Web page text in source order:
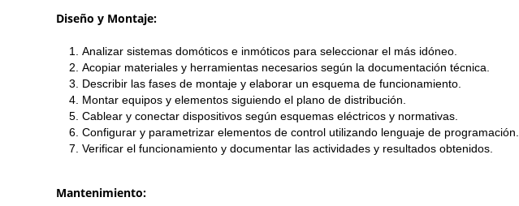
Diseño y Montaje:
Analizar sistemas domóticos e inmóticos para seleccionar el más idóneo.
Acopiar materiales y herramientas necesarios según la documentación técnica.
Describir las fases de montaje y elaborar un esquema de funcionamiento.
Montar equipos y elementos siguiendo el plano de distribución.
Cablear y conectar dispositivos según esquemas eléctricos y normativas.
Configurar y parametrizar elementos de control utilizando lenguaje de programación.
Verificar el funcionamiento y documentar las actividades y resultados obtenidos.
Mantenimiento: